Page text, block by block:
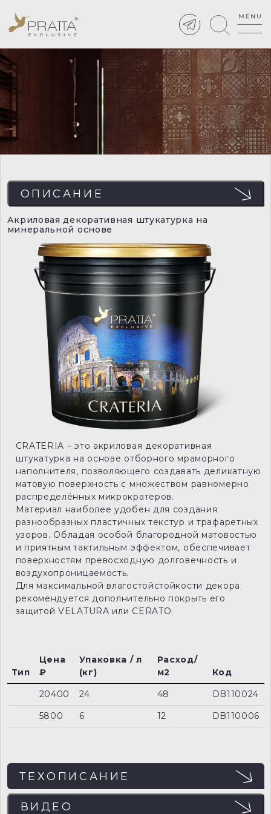
ОПИСАНИЕ
Акриловая декоративная штукатурка на
минеральной основе
CRATERIA – это акриловая декоративная
штукатурка на основе отборного мраморного
наполнителя, позволяющего создавать деликатную
матовую поверхность с множеством равномерно
распределённых микрократеров.
Материал наиболее удобен для создания
разнообразных пластичных текстур и трафаретных
узоров. Обладая особой благородной матовостью
и приятным тактильным эффектом, обеспечивает
поверхностям превосходную долговечность и
воздухопроницаемость.
Для максимальной влагостойстойкости декора
рекомендуется дополнительно покрыть его
защитой VELATURA или CERATO.
Тип
Цена
₽
Упаковка / л
(кг)
Расход/
м2
Код
20400
24 48
DB110024
5800
6 12 DB110006
ТЕХОПИСАНИЕ
ВИДЕО